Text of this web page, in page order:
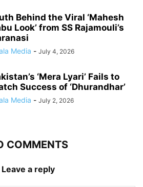
Behind the Viral ‘Mahesh
Look’ from SS Rajamouli’s
Media - July 4, 2026
‘Mera Lyari’ Fails to
Success of ‘Dhurandhar’
Media - July 2, 2026
COMMENTS
Leave a reply